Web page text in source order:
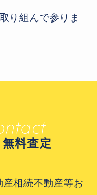
り組んで参りま
料査定
相続不動産等お